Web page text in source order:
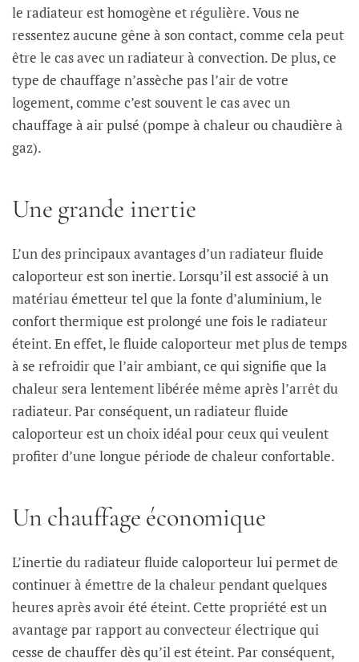
le radiateur est homogène et régulière. Vous ne
ressentez aucune gêne à son contact, comme cela peut
être le cas avec un radiateur à convection. De plus, ce
type de chauffage n’assèche pas l’air de votre
logement, comme c’est souvent le cas avec un
chauffage à air pulsé (pompe à chaleur ou chaudière à
gaz).
Une grande inertie
L’un des principaux avantages d’un radiateur fluide
caloporteur est son inertie. Lorsqu’il est associé à un
matériau émetteur tel que la fonte d’aluminium, le
confort thermique est prolongé une fois le radiateur
éteint. En effet, le fluide caloporteur met plus de temps
à se refroidir que l’air ambiant, ce qui signifie que la
chaleur sera lentement libérée même après l’arrêt du
radiateur. Par conséquent, un radiateur fluide
caloporteur est un choix idéal pour ceux qui veulent
profiter d’une longue période de chaleur confortable.
Un chauffage économique
L’inertie du radiateur fluide caloporteur lui permet de
continuer à émettre de la chaleur pendant quelques
heures après avoir été éteint. Cette propriété est un
avantage par rapport au convecteur électrique qui
cesse de chauffer dès qu’il est éteint. Par conséquent,